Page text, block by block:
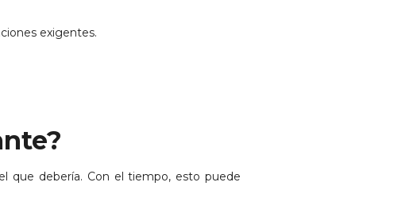
exigentes.
que debería. Con el tiempo, esto puede